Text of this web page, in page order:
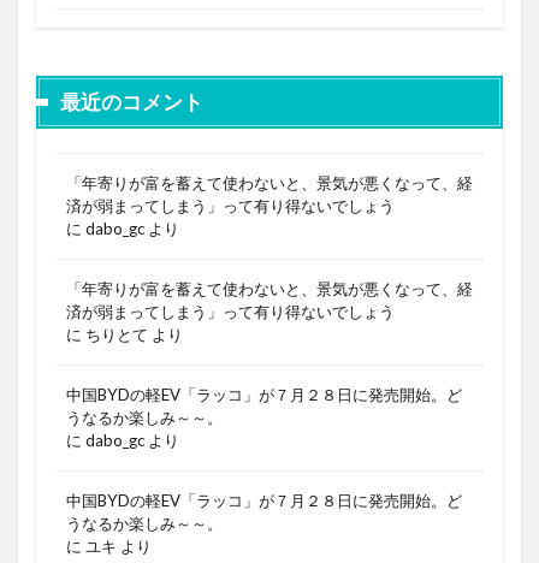
最近のコメント
「年寄りが富を蓄えて使わないと、景気が悪くなって、経
済が弱まってしまう」って有り得ないでしょう
に dabo_gc より
「年寄りが富を蓄えて使わないと、景気が悪くなって、経
済が弱まってしまう」って有り得ないでしょう
に ちりとて より
中国BYDの軽EV「ラッコ」が７月２８日に発売開始。ど
うなるか楽しみ～～。
に dabo_gc より
中国BYDの軽EV「ラッコ」が７月２８日に発売開始。ど
うなるか楽しみ～～。
に ユキ より